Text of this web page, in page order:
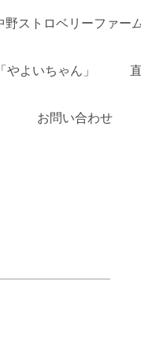
野ストロベリーファー
よいちゃん」
お問い合わせ